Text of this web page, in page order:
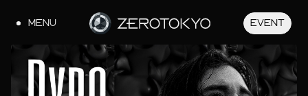
MENU EVENT
JA